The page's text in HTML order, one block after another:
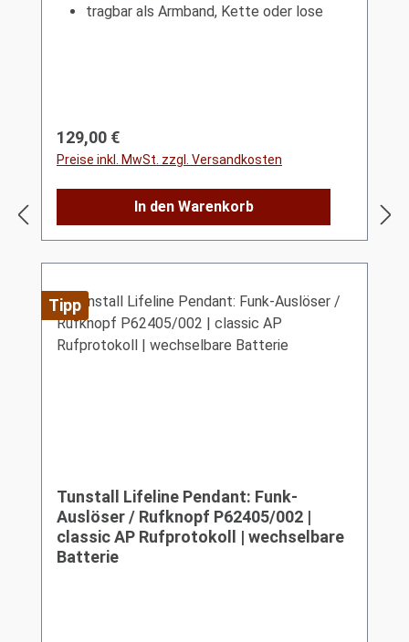
tragbar als Armband, Kette oder lose
Regulärer Preis:
129,00 €
Preise inkl. MwSt. zzgl. Versandkosten
In den Warenkorb
Tipp
Tunstall Lifeline Pendant: Funk-
Auslöser / Rufknopf P62405/002 |
classic AP Rufprotokoll | wechselbare
Batterie